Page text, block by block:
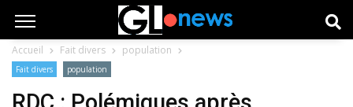
Accueil Fait divers population
Fait divers population